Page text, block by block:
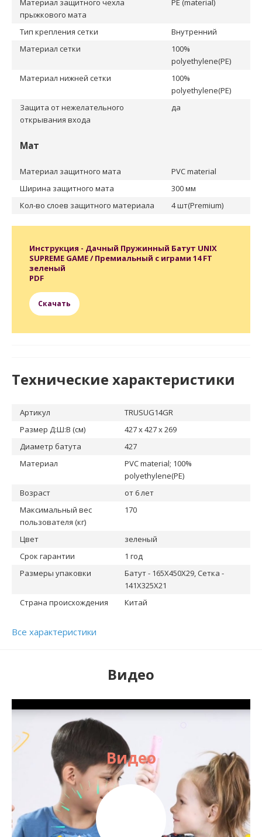
Материал защитного чехла
прыжкового мата
PE (material)
Тип крепления сетки
Внутренний
Материал сетки
100%
polyethylene(PE)
Материал нижней сетки
100%
polyethylene(PE)
Защита от нежелательного
открывания входа
да
Мат
Материал защитного мата
PVC material
Ширина защитного мата
300 мм
Кол-во слоев защитного материала
4 шт(Premium)
Инструкция - Дачный Пружинный Батут UNIX
SUPREME GAME / Премиальный с играми 14 FT
зеленый
PDF
Скачать
Технические характеристики
Артикул
TRUSUG14GR
Размер Д:Ш:В (см)
427 х 427 х 269
Диаметр батута
427
Материал
PVC material; 100%
polyethylene(PE)
Возраст
от 6 лет
Максимальный вес
пользователя (кг)
170
Цвет
зеленый
Срок гарантии
1 год
Размеры упаковки
Батут - 165X450X29, Сетка -
141X325X21
Страна происхождения
Китай
Все характеристики
Видео
Видео